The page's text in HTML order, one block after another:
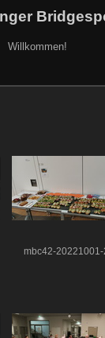
Willkommen!
mbc42-20221001-